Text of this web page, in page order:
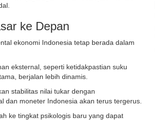
ke Depan
ekonomi Indonesia tetap berada dalam
eksternal, seperti ketidakpastian suku
berjalan lebih dinamis.
stabilitas nilai tukar dengan
dan moneter Indonesia akan terus tergerus.
ke tingkat psikologis baru yang dapat